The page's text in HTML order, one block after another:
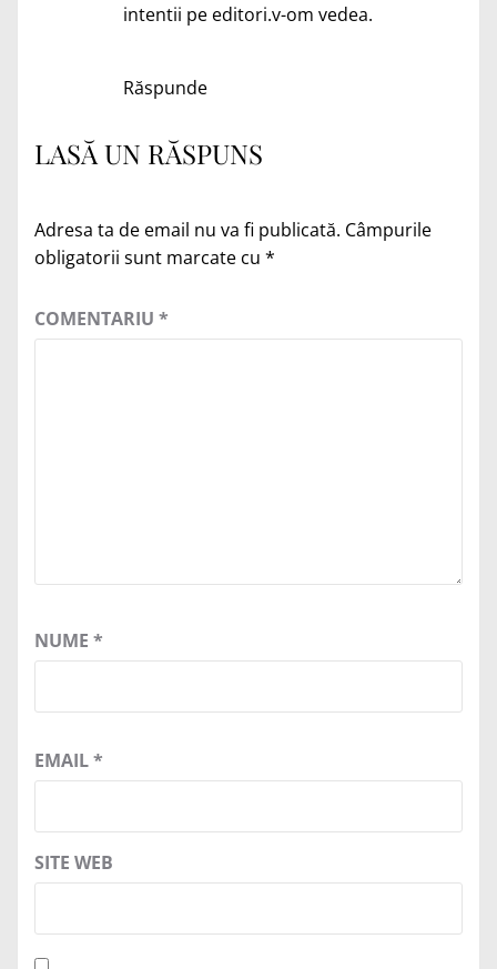
intentii pe editori.v-om vedea.
Răspunde
LASĂ UN RĂSPUNS
Adresa ta de email nu va fi publicată. Câmpurile
obligatorii sunt marcate cu *
COMENTARIU *
NUME *
EMAIL*
SITE WEB